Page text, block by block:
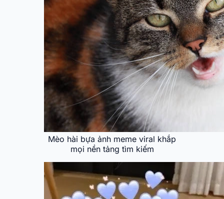
Mèo hài bựa ảnh meme viral khắp
mọi nền tảng tìm kiếm